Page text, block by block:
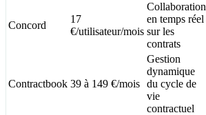
Concord
17
€/utilisateur/mois
Collaboration
en temps réel
sur les
contrats
Contractbook 39 à 149 €/mois
Gestion
dynamique
du cycle de
vie
contractuel